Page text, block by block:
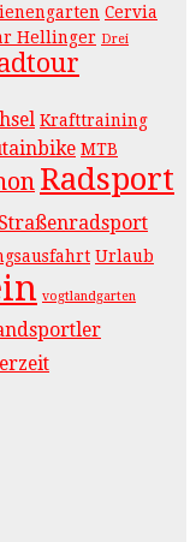
Cervia
Hellinger Drei
Krafttraining
MTB
Radsport
Straßenradsport
Urlaub
vogtlandgarten